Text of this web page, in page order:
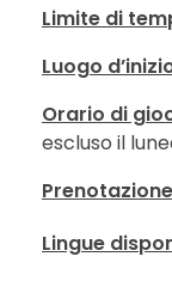
Limite di
Luogo
Orario di
escluso il
Lingue